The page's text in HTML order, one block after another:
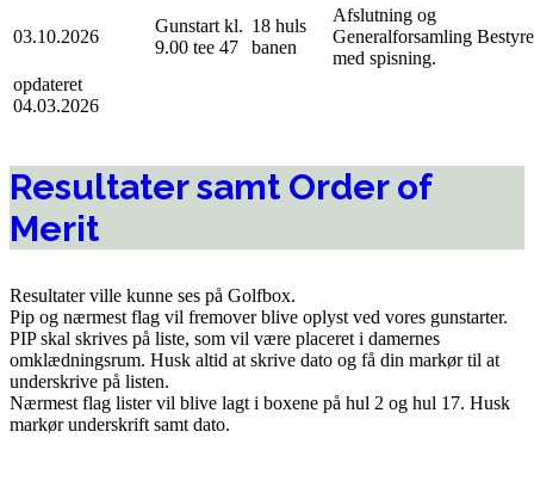
03.10.2026
Gunstart kl.
9.00 tee 47
18 huls
banen
Afslutning og
Generalforsamling
med spisning.
opdateret
04.03.2026
Resultater samt Order of
Merit
Resultater ville kunne ses på Golfbox.
Pip og nærmest flag vil fremover blive oplyst ved vores gunstarter.
PIP skal skrives på liste, som vil være placeret i damernes
omklædningsrum. Husk altid at skrive dato og få din markør til at
underskrive på listen.
Nærmest flag lister vil blive lagt i boxene på hul 2 og hul 17. Husk
markør underskrift samt dato.